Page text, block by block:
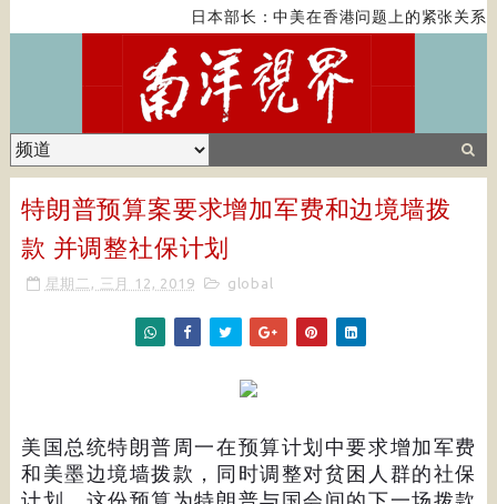
日本部长：中美在香港问题上的紧张关系
特朗普预算案要求增加军费和边境墙拨
款 并调整社保计划
星期二, 三月 12, 2019 global
美国总统特朗普周一在预算计划中要求增加军费
和美墨边境墙拨款，同时调整对贫困人群的社保